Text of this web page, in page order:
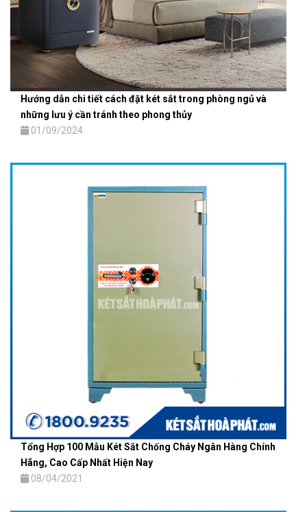
Hướng dẫn chi tiết cách đặt két sắt trong phòng ngủ và
những lưu ý cần tránh theo phong thủy
01/09/2024
Tổng Hợp 100 Mẫu Két Sắt Chống Cháy Ngân Hàng Chính
Hãng, Cao Cấp Nhất Hiện Nay
08/04/2021